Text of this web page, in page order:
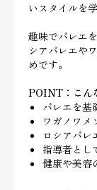
いスタイルを
趣味でバレエ
シアバレエや
めです。
POINT：こん
バレエを基
ワガノワメ
ロシアバレ
指導者とし
健康や美容